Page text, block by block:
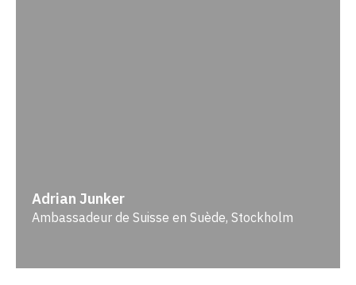
Adrian Junker
Ambassadeur de Suisse en Suède, Stockholm